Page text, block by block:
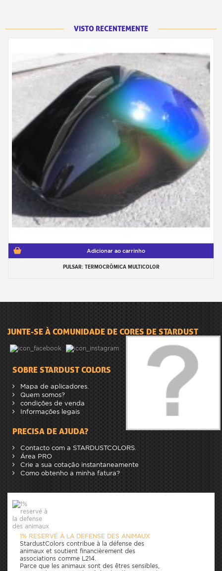
VISTO RECENTEMENTE
Adicionar ao carrinho
PULSAR: TERMOCRÔMICA MULTICOLOR
JUNTE-SE À COMUNIDADE DE CORES DE STARDUST
SOBRE STARDUST COLORS
Mapa de aplicadores.
Quem somos?
condições de venda
Informações legais
PRECISA DE AJUDA?
Contacto com a STARDUSTCOLORS.
Área PRO
Crie a sua cotação instantaneamente
Como obtenho a minha fatura?
1% RESERVÉ À LA DEFENSE DES ANIMAUX
StardustColors contribue à la défense des
animaux et soutient financièrement des
associations comme L214.
Parce que les animaux sont des êtres sensibles,